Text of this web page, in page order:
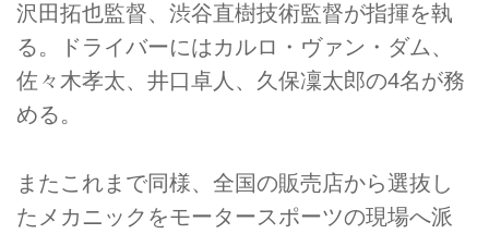
沢田拓也監督、渋谷直樹技術監督が指揮を執
る。ドライバーにはカルロ・ヴァン・ダム、
佐々木孝太、井口卓人、久保凜太郎の4名が務
める。
またこれまで同様、全国の販売店から選抜し
たメカニックをモータースポーツの現場へ派